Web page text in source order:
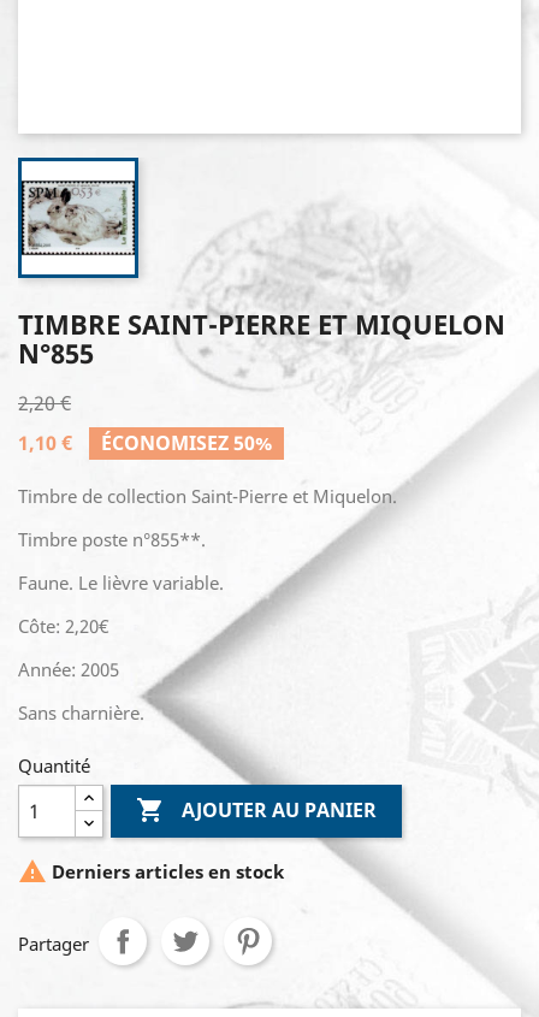
TIMBRE SAINT-PIERRE ET MIQUELON
N°855
2,20 €
1,10 €
ÉCONOMISEZ 50%
Timbre de collection Saint-Pierre et Miquelon.
Timbre poste n°855**.
Faune. Le lièvre variable.
Côte: 2,20€
Année: 2005
Sans charnière.
Quantité
 AJOUTER AU PANIER
 Derniers articles en stock
Partager